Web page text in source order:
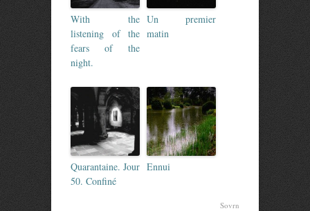
With the
listening of the
fears of the
night.
Un premier
matin
Quarantaine. Jour
50. Confiné
Ennui
Sovrn